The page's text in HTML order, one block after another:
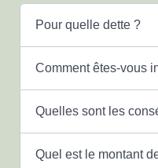
Pour quelle dette ?
Comment êtes-vous
Quelles sont les
Quel est le montant